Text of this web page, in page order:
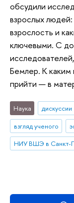
обсудили
взрослых
взрослость и
ключевыми. С
Бемлер. К каким
прийти — в
Наука дискуссии
взгляд ученого
НИУ ВШЭ в Санкт-